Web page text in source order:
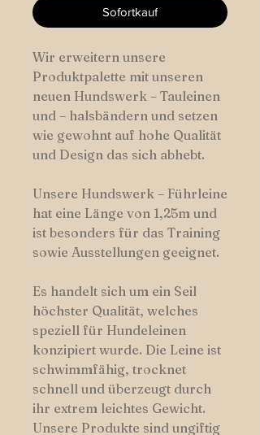
Sofortkauf
Wir erweitern unsere
Produktpalette mit unseren
neuen Hundswerk – Tauleinen
und – halsbändern und setzen
wie gewohnt auf hohe Qualität
und Design das sich abhebt.
Unsere Hundswerk – Führleine
hat eine Länge von 1,25m und
ist besonders für das Training
sowie Ausstellungen geeignet.
Es handelt sich um ein Seil
höchster Qualität, welches
speziell für Hundeleinen
konzipiert wurde. Die Leine ist
schwimmfähig, trocknet
schnell und überzeugt durch
ihr extrem leichtes Gewicht.
Unsere Produkte sind ungiftig